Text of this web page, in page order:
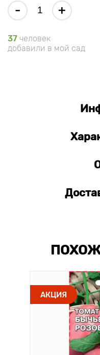
- +
37 человек
добавили в мой сад
АКЦИЯ